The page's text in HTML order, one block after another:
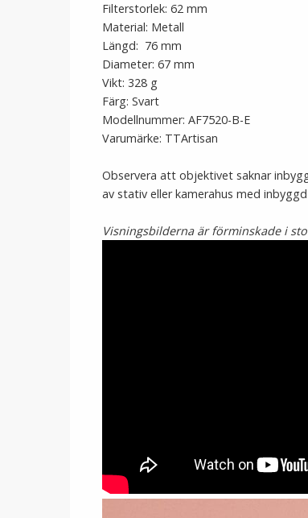
Filterstorlek: 62 mm
Material: Metall
Längd: 76 mm
Diameter: 67 mm
Vikt: 328 g
Färg: Svart
Modellnummer: AF7520-B-E
Varumärke: TTArtisan
Observera att objektivet saknar
av stativ eller kamerahus med
Visningsbilderna är förminskade i